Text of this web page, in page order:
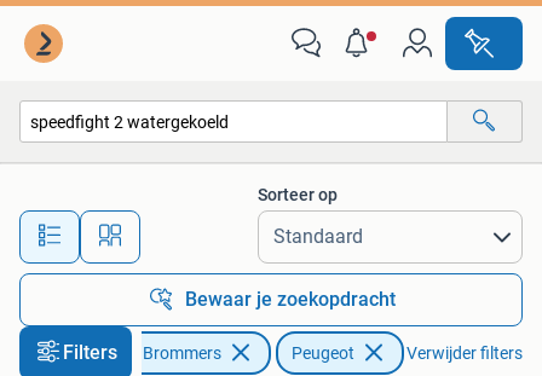
Alle afstanden…
Sorteer op
Bewaar je zoekopdracht
Filters
Fietsen en Brommers Peugeot Verwijder filters